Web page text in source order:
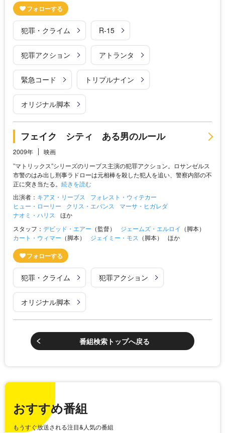
犯罪・クライム R-15
犯罪アクション アトランタ
緊急コード トリプルナイン
オリジナル脚本
フェイク シティ ある男のルール
2009年
映画
”マトリックス”シリーズのリーブス主演の犯罪アクション。ロサンゼルス
市警のはみ出し刑事ラドローは元相棒を殺した犯人を追い、警察内部の不
正に突き当たる。 続きを読む
出演者： キアヌ・リーブス
フォレスト・ウィテカー
ヒュー・ローリー
クリス・エバンス
マーサ・ヒガレダ
ナオミ・ハリス
ほか
スタッフ： デビッド・エアー （監督） ジェームズ・エルロイ （脚本）
カート・ウィマー （脚本） ジェイミー・モス （脚本） ほか
犯罪・クライム 犯罪アクション
オリジナル脚本
番組検索トップへ戻る
おすすめ番組
もうすぐ放送される注目&人気の番組